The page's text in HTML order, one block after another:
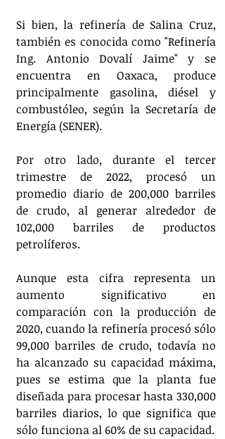
Si bien, la refinería de Salina Cruz,
también es conocida como "Refinería
Ing. Antonio Dovalí Jaime" y se
encuentra en Oaxaca, produce
principalmente gasolina, diésel y
combustóleo, según la Secretaría de
Energía (SENER).
Por otro lado, durante el tercer
trimestre de 2022, procesó un
promedio diario de 200,000 barriles
de crudo, al generar alrededor de
102,000 barriles de productos
petrolíferos.
Aunque esta cifra representa un
aumento significativo en
comparación con la producción de
2020, cuando la refinería procesó sólo
99,000 barriles de crudo, todavía no
ha alcanzado su capacidad máxima,
pues se estima que la planta fue
diseñada para procesar hasta 330,000
barriles diarios, lo que significa que
sólo funciona al 60% de su capacidad.